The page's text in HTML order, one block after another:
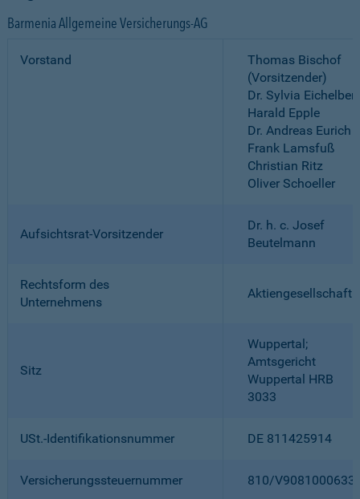
Barmenia Allgemeine Versicherungs-AG
Vorstand
Thomas Bischof
(Vorsitzender)
Dr. Sylvia
Harald Epple
Dr. Andreas Eurich
Frank Lamsfuß
Christian Ritz
Oliver Schoeller
Aufsichtsrat-Vorsitzender
Dr. h. c. Josef
Beutelmann
Rechtsform des
Unternehmens
Aktiengesellschaft
Sitz
Wuppertal;
Amtsgericht
Wuppertal HRB
3033
USt.-Identifikationsnummer DE 811425914
Versicherungssteuernummer 810/